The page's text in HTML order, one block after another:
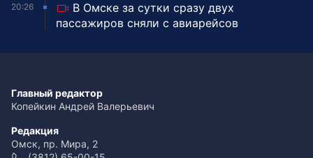
20:26
В Омске за сутки сразу двух
пассажиров сняли с авиарейсов
Главный редактор
Копейкин Андрей Валерьевич
Редакция
Омск, пр. Мира, 2